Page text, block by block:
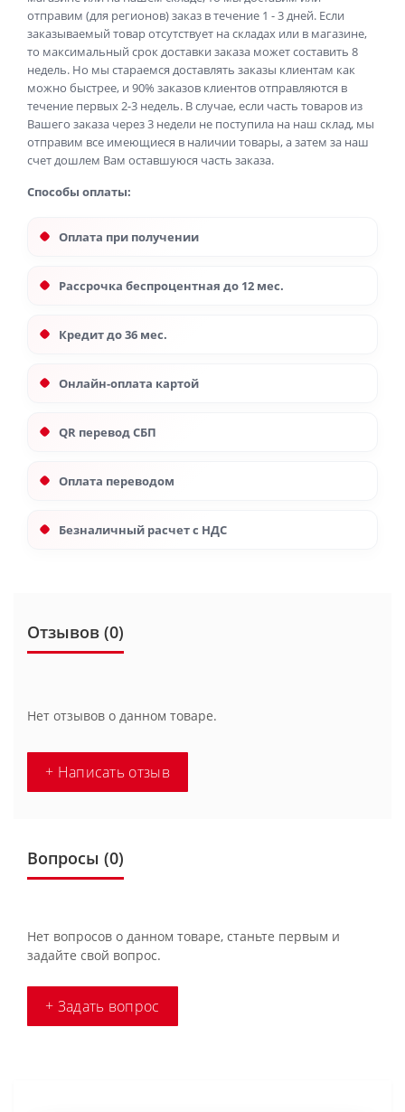
отправим (для регионов) заказ в течение 1 - 3 дней. Если
заказываемый товар отсутствует на складах или в магазине,
то максимальный срок доставки заказа может составить 8
недель. Но мы стараемся доставлять заказы клиентам как
можно быстрее, и 90% заказов клиентов отправляются в
течение первых 2-3 недель. В случае, если часть товаров из
Вашего заказа через 3 недели не поступила на наш склад, мы
отправим все имеющиеся в наличии товары, а затем за наш
счет дошлем Вам оставшуюся часть заказа.
Способы оплаты:
Оплата при получении
Рассрочка беспроцентная до 12 мес.
Кредит до 36 мес.
Онлайн-оплата картой
QR перевод СБП
Оплата переводом
Безналичный расчет с НДС
Отзывов (0)
Нет отзывов о данном товаре.
+ Написать отзыв
Вопросы (0)
Нет вопросов о данном товаре, станьте первым и
задайте свой вопрос.
+ Задать вопрос